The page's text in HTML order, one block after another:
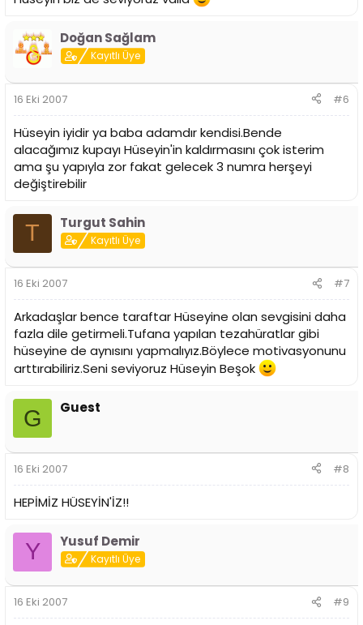
Doğan Sağlam
Kayıtlı Üye
16 Eki 2007 #6
Hüseyin iyidir ya baba adamdır kendisi.Bende
alacağımız kupayı Hüseyin'in kaldırmasını çok isterim
ama şu yapıyla zor fakat gelecek 3 numra herşeyi
değiştirebilir
T Turgut Sahin
Kayıtlı Üye
16 Eki 2007 #7
Arkadaşlar bence taraftar Hüseyine olan sevgisini daha
fazla dile getirmeli.Tufana yapılan tezahüratlar gibi
hüseyine de aynısını yapmalıyız.Böylece motivasyonunu
arttırabiliriz.Seni seviyoruz Hüseyin Beşok
G Guest
16 Eki 2007 #8
HEPİMİZ HÜSEYİN'İZ!!
Y Yusuf Demir
Kayıtlı Üye
16 Eki 2007 #9